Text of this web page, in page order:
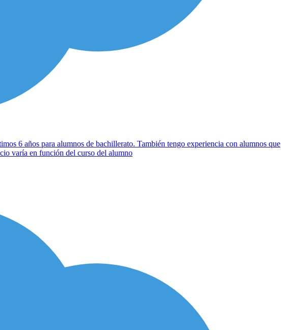
6 años para alumnos de bachillerato. También tengo experiencia con alumnos que
varía en función del curso del alumno